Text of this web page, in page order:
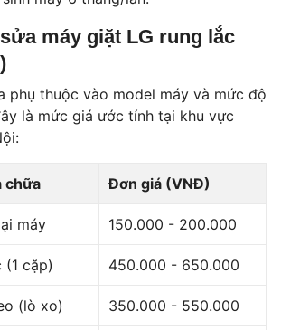
máy giặt LG rung lắc
phụ thuộc vào model máy và mức độ
là mức giá ước tính tại khu vực
chữa Đơn giá (VNĐ)
máy 150.000 - 200.000
(1 cặp) 450.000 - 650.000
(lò xo) 350.000 - 550.000